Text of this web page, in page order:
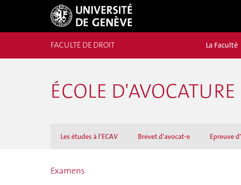
FACULTÉ DE DROIT La Faculté
ÉCOLE D'AVOCATURE
Les études à l'ECAV Brevet d'avocat-e Epreuve
Examens